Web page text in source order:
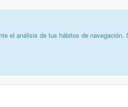
el análisis de tus hábitos de navegación.